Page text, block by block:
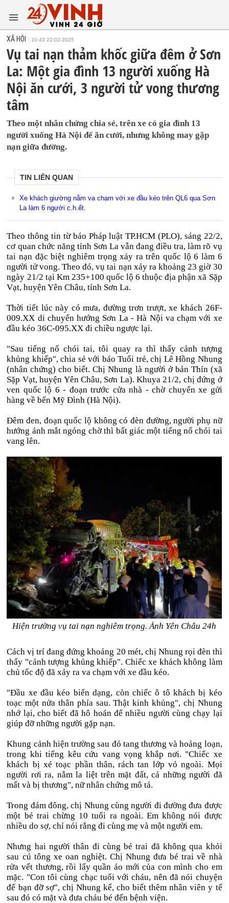
XÃ HỘI 10:43 22-02-2025
Vụ tai nạn thảm khốc giữa đêm ở Sơn
La: Một gia đình 13 người xuống Hà
Nội ăn cưới, 3 người tử vong thương
tâm
Theo một nhân chứng chia sẻ, trên xe có gia đình 13
người xuống Hà Nội để ăn cưới, nhưng không may gặp
nạn giữa đường.
TIN LIÊN QUAN
Xe khách giường nằm va chạm với xe đầu kéo trên QL6 qua Sơn
La làm 6 người c.h.ết.
Theo thông tin từ báo Pháp luật TP.HCM (PLO), sáng 22/2,
cơ quan chức năng tỉnh Sơn La vẫn đang điều tra, làm rõ vụ
tai nạn đặc biệt nghiêm trọng xảy ra trên quốc lộ 6 làm 6
người tử vong. Theo đó, vụ tai nạn xảy ra khoảng 23 giờ 30
ngày 21/2 tại Km 235+100 quốc lộ 6 thuộc địa phận xã Sặp
Vạt, huyện Yên Châu, tỉnh Sơn La.
Thời tiết lúc này có mưa, đường trơn trượt, xe khách 26F-
009.XX di chuyển hướng Sơn La - Hà Nội va chạm với xe
đầu kéo 36C-095.XX đi chiều ngược lại.
"Sau tiếng nổ chói tai, tôi quay ra thì thấy cảnh tượng
khủng khiếp", chia sẻ với báo Tuổi trẻ, chị Lê Hồng Nhung
(nhân chứng) cho biết. Chị Nhung là người ở bản Thín (xã
Sặp Vạt, huyện Yên Châu, Sơn La). Khuya 21/2, chị đứng ở
ven quốc lộ 6 - đoạn trước cửa nhà - chờ chuyến xe gửi
hàng về bến Mỹ Đình (Hà Nội).
Đêm đen, đoạn quốc lộ không có đèn đường, người phụ nữ
hướng ánh mắt ngóng chờ thì bất giác một tiếng nổ chói tai
vang lên.
Hiện trường vụ tai nạn nghiêm trọng. Ảnh Yên Châu 24h
Cách vị trí đang đứng khoảng 20 mét, chị Nhung rọi đèn thì
thấy "cảnh tượng khủng khiếp". Chiếc xe khách không làm
chủ tốc độ đã xảy ra va chạm với xe đầu kéo.
"Đầu xe đầu kéo biến dạng, còn chiếc ô tô khách bị kéo
toạc một nửa thân phía sau. Thật kinh khủng", chị Nhung
nhớ lại, cho biết đã hô hoán để nhiều người cùng chạy lại
giúp đỡ những người gặp nạn.
Khung cảnh hiện trường sau đó tang thương và hoảng loạn,
trong khi tiếng kêu cứu vang vọng khắp nơi. "Chiếc xe
khách bị xé toạc phần thân, rách tan lớp vỏ ngoài. Mọi
người rơi ra, nằm la liệt trên mặt đất, cả những người đã
mất và bị thương", nữ nhân chứng mô tả.
Trong đám đông, chị Nhung cùng người đi đường đưa được
một bé trai chừng 10 tuổi ra ngoài. Em không nói được
nhiều do sợ, chỉ nói rằng đi cùng mẹ và một người em.
Nhưng hai người thân đi cùng bé trai đã không qua khỏi
sau cú tông xe oan nghiệt. Chị Nhung đưa bé trai về nhà
rửa vết thương, rồi lấy quần áo mới của con mình cho em
mặc. "Con tôi cùng chạc tuổi với cháu, nên đã nói chuyện
để bạn đỡ sợ", chị Nhung kể, cho biết thêm nhân viên y tế
sau đó có mặt và đưa cháu bé đến bệnh viện.